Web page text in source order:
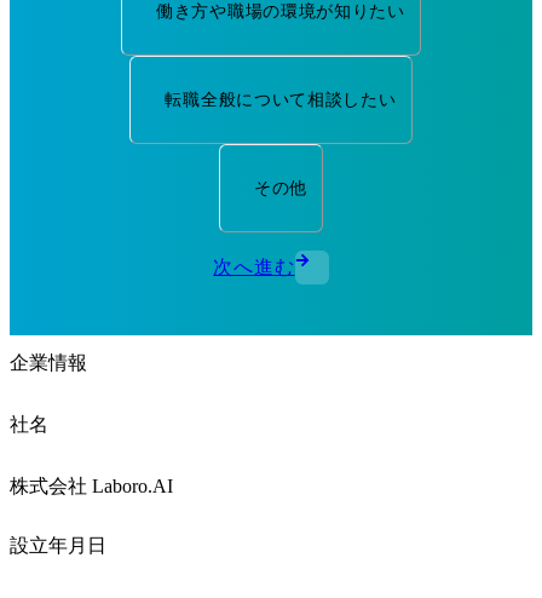
働き方や職場の環境が知りたい
転職全般について相談したい
その他
次へ進む
企業情報
社名
株式会社 Laboro.AI
設立年月日